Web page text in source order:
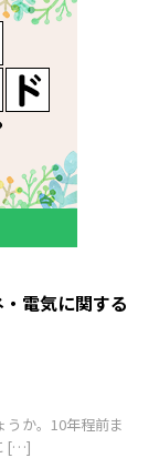
電気に関する
か。10年程前ま
[…]